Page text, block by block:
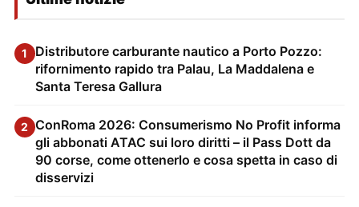
1
Distributore carburante nautico a Porto Pozzo:
rifornimento rapido tra Palau, La Maddalena e
Santa Teresa Gallura
2 ConRoma 2026: Consumerismo No Profit informa
gli abbonati ATAC sui loro diritti – il Pass Dott da
90 corse, come ottenerlo e cosa spetta in caso di
disservizi